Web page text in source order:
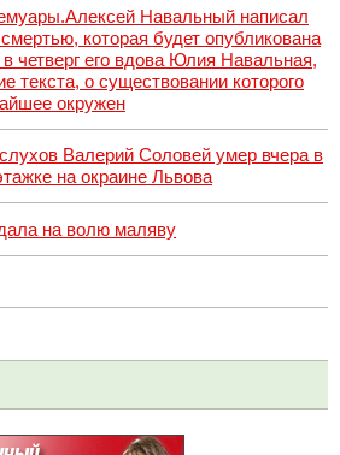
Навальный написал
которая будет опубликована
четверг его вдова Юлия Навальная,
текста, о существовании которого
окружен
Валерий Соловей умер вчера в
на окраине Львова
на волю маляву